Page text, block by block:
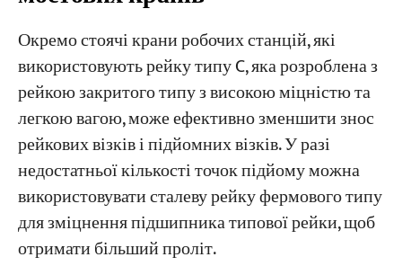
Окремо стоячі крани робочих станцій, які
використовують рейку типу C, яка розроблена з
рейкою закритого типу з високою міцністю та
легкою вагою, може ефективно зменшити знос
рейкових візків і підйомних візків. У разі
недостатньої кількості точок підйому можна
використовувати сталеву рейку фермового типу
для зміцнення підшипника типової рейки, щоб
отримати більший проліт.